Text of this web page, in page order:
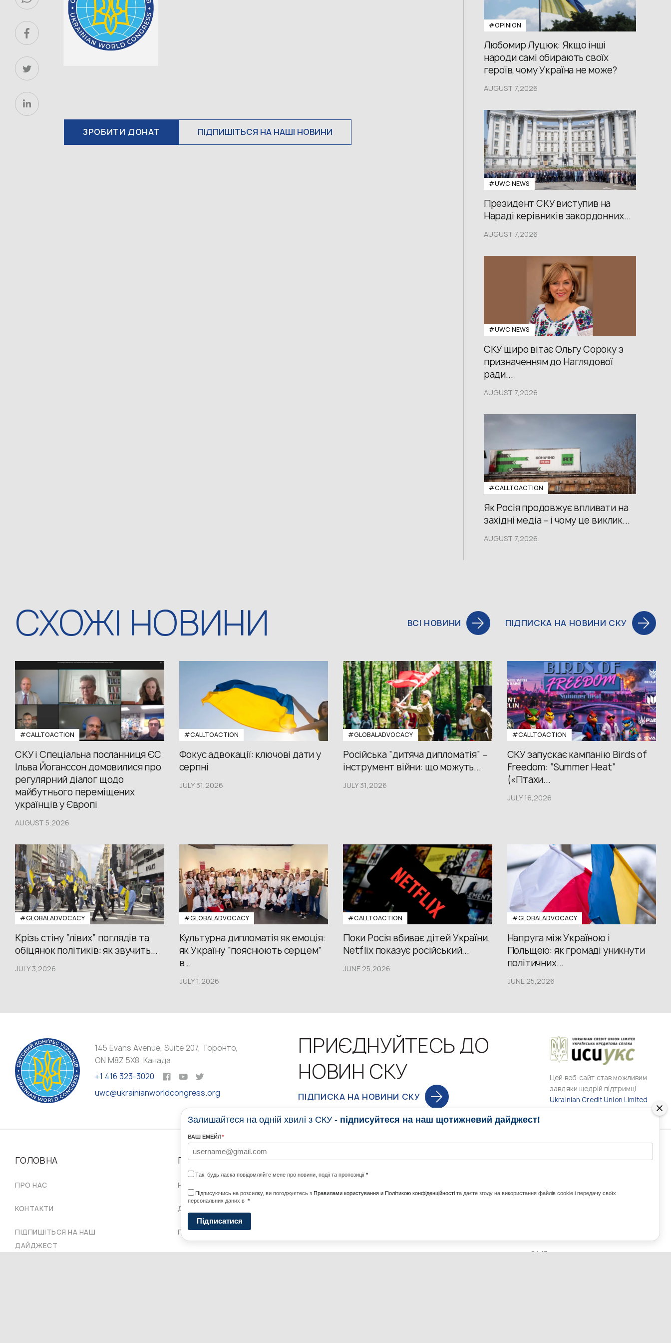
ЗРОБИТИ ДОНАТ ПІДПИШІТЬСЯ НА НАШІ НОВИНИ
#OPINION
Любомир Луцюк: Якщо інші
народи самі обирають своїх
героїв, чому Україна не може?
AUGUST 7,2026
#UWС NEWS
Президент СКУ виступив на
Нараді керівників закордонних...
AUGUST 7,2026
#UWС NEWS
СКУ щиро вітає Ольгу Сороку з
призначенням до Наглядової
ради...
AUGUST 7,2026
#CALLTOACTION
Як Росія продовжує впливати на
західні медіа – і чому це виклик...
AUGUST 7,2026
СХОЖІ НОВИНИ ВСІ НОВИНИ ПІДПИСКА НА НОВИНИ СКУ
#CALLTOACTION
СКУ і Спеціальна посланниця ЄС
Ільва Йоганссон домовилися про
регулярний діалог щодо
майбутнього переміщених
українців у Європі
AUGUST 5,2026
#CALLTOACTION
Фокус адвокації: ключові дати у
серпні
JULY 31,2026
#GLOBALADVOCACY
Російська “дитяча дипломатія” –
інструмент війни: що можуть...
JULY 31,2026
#CALLTOACTION
СКУ запускає кампанію Birds of
Freedom: “Summer Heat”
(«Птахи...
JULY 16,2026
#GLOBALADVOCACY
Крізь стіну “лівих” поглядів та
обіцянок політиків: як звучить...
JULY 3,2026
#GLOBALADVOCACY
Культурна дипломатія як емоція:
як Україну “пояснюють серцем”
в...
JULY 1,2026
#CALLTOACTION
Поки Росія вбиває дітей України,
Netflix показує російський...
JUNE 25,2026
#GLOBALADVOCACY
Напруга між Україною і
Польщею: як громаді уникнути
політичних...
JUNE 25,2026
145 Evans Avenue, Suite 207, Торонто,
ON M8Z 5X8, Канада
+1 416 323-3020
uwc@ukrainianworldcongress.org
ПРИЄДНУЙТЕСЬ ДО
НОВИН СКУ
ПІДПИСКА НА НОВИНИ СКУ
Цей веб-сайт став можливим
завдяки щедрій підтримці
Ukrainian Credit Union Limited
ГОЛОВНА
ПРО НАС
КОНТАКТИ
ПІДПИШІТЬСЯ НА НАШ
ДАЙДЖЕСТ
ПРО НАС
НАШІ СПІЛЬНОТИ ПО СВІТУ
ДОРАДЧА РАДА
ПРОВІД СКУ
НОВИНИ ПРОГРАМИ МЕДІА КОНТАКТИ
з України та світу
24/7
Залишайтеся на одній хвилі з СКУ - підписуйтеся на наш щотижневий дайджест!
ВАШ ЕМЕЙЛ*
Так, будь ласка повідомляйте мене про новини, події та пропозиції *
Підписуючись на розсилку, ви погоджуєтесь з Правилами користування и Політикою конфіденційності та даєте згоду на використання файлів cookie і передачу своїх
персональних даних в *
Підписатися